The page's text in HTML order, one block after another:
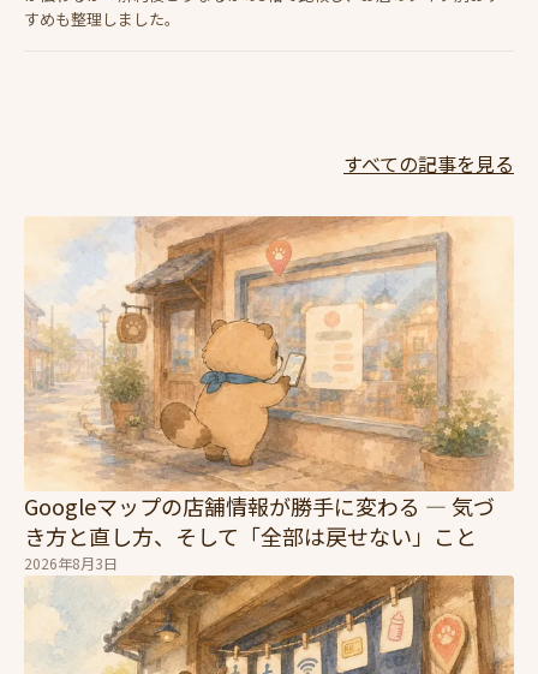
すめも整理しました。
すべての記事を見る
Googleマップの店舗情報が勝手に変わる — 気づ
き方と直し方、そして「全部は戻せない」こと
2026年8月3日